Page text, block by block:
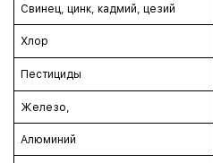
Свинец, цинк, кадмий, цезий
Хлор
Пестициды
Железо,
Алюминий